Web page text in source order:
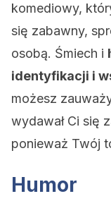
komediowy,
się zabawny,
osobą. Śmiech i
identyfikacji i
możesz
wydawał Ci się
ponieważ Twój
Humor